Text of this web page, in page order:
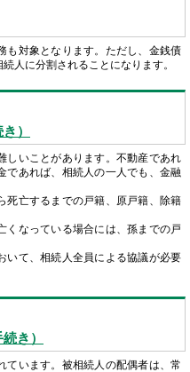
も対象となります。ただし、金銭債
人に分割されることになります。
）
しいことがあります。不動産であれ
であれば、相続人の一人でも、金融
死亡するまでの戸籍、原戸籍、除籍
くなっている場合には、孫までの戸
いて、相続人全員による協議が必要
き）
ています。被相続人の配偶者は、常